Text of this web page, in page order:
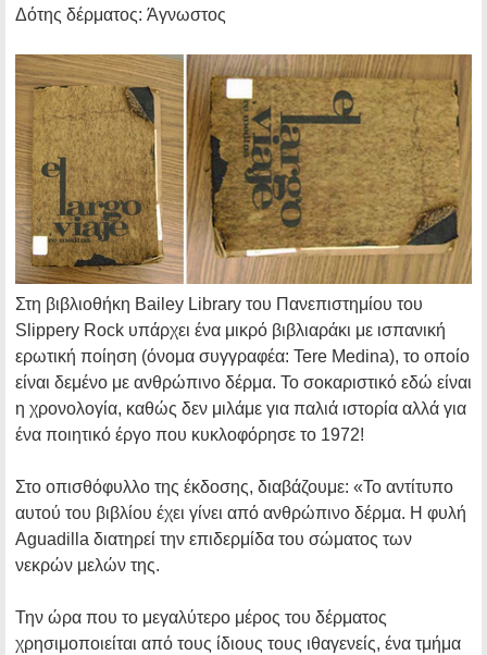
Δότης δέρματος: Άγνωστος
Στη βιβλιοθήκη Bailey Library του Πανεπιστημίου του
Slippery Rock υπάρχει ένα μικρό βιβλιαράκι με ισπανική
ερωτική ποίηση (όνομα συγγραφέα: Tere Medina), το οποίο
είναι δεμένο με ανθρώπινο δέρμα. Το σοκαριστικό εδώ είναι
η χρονολογία, καθώς δεν μιλάμε για παλιά ιστορία αλλά για
ένα ποιητικό έργο που κυκλοφόρησε το 1972!
Στο οπισθόφυλλο της έκδοσης, διαβάζουμε: «Το αντίτυπο
αυτού του βιβλίου έχει γίνει από ανθρώπινο δέρμα. Η φυλή
Aguadilla διατηρεί την επιδερμίδα του σώματος των
νεκρών μελών της.
Την ώρα που το μεγαλύτερο μέρος του δέρματος
χρησιμοποιείται από τους ίδιους τους ιθαγενείς, ένα τμήμα